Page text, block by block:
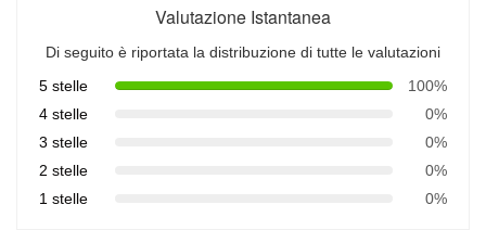
Valutazione Istantanea
Di seguito è riportata la distribuzione di tutte le valutazioni
5 stelle
100%
4 stelle
0%
3 stelle
0%
2 stelle
0%
1 stelle
0%